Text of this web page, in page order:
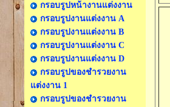
กรอบรูปหน้างานแต่งงาน
กรอบรูปงานแต่งงาน A
กรอบรูปงานแต่งงาน B
กรอบรูปงานแต่งงาน C
กรอบรูปงานแต่งงาน D
กรอบรูปของชำรวยงาน
แต่งงาน 1
กรอบรูปของชำรวยงาน